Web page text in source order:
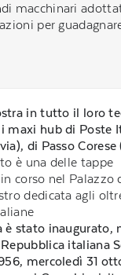
macchinari
per
in tutto il loro
maxi hub di Poste
di Passo
è una delle tappe
corso nel Palazzo
dedicata agli
è stato inaugurato,
italiana
mercoledì 31